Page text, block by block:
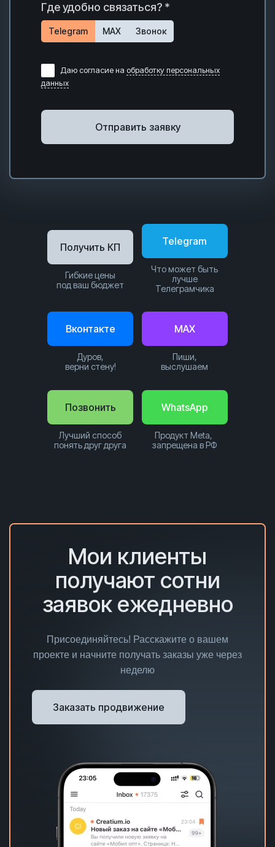
Где удобно связаться? *
Telegram MAX Звонок
Даю согласие на обработку персональных
данных
Отправить заявку
Позвонить
Лучший способ
понять друг друга
WhatsApp
Продукт Meta,
запрещена в РФ
Telegram
Что может быть
лучше
Телеграмчика
Вконтакте
Дуров,
верни стену!
Получить КП
Гибкие цены
под ваш бюджет
MAX
Пиши,
выслушаем
Мои клиенты
получают сотни
заявок ежедневно
Присоединяйтесь! Расскажите о вашем
проекте и начните получать заказы уже через
неделю
Заказать продвижение